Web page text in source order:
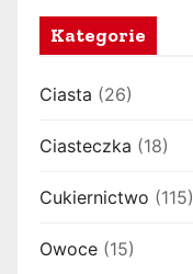
Kategorie
Ciasta (26)
Ciasteczka (18)
Cukiernictwo (115)
Owoce (15)